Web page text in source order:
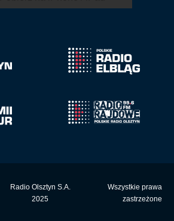
Radio Olsztyn S.A.
2025
Wszystkie prawa
zastrzeżone